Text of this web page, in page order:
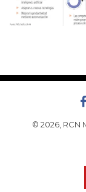
© 2026, RCN